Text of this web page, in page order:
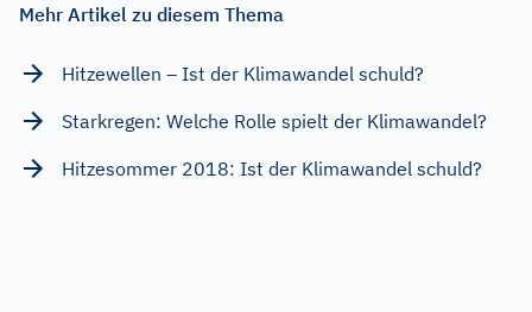
Mehr Artikel zu diesem Thema
Hitzewellen – Ist der Klimawandel schuld?
Starkregen: Welche Rolle spielt der Klimawandel?
Hitzesommer 2018: Ist der Klimawandel schuld?